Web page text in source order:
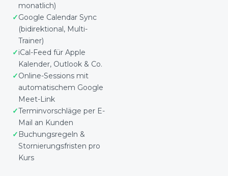
monatlich)
Google Calendar Sync
(bidirektional, Multi-
Trainer)
iCal-Feed für Apple
Kalender, Outlook & Co.
Online-Sessions mit
automatischem Google
Meet-Link
Terminvorschläge per E-
Mail an Kunden
Buchungsregeln &
Stornierungsfristen pro
Kurs